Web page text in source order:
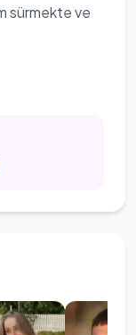
sürmekte ve